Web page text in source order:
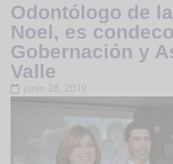
Odontólogo de
Noel, es
Gobernación y
Valle
junio 28, 2019